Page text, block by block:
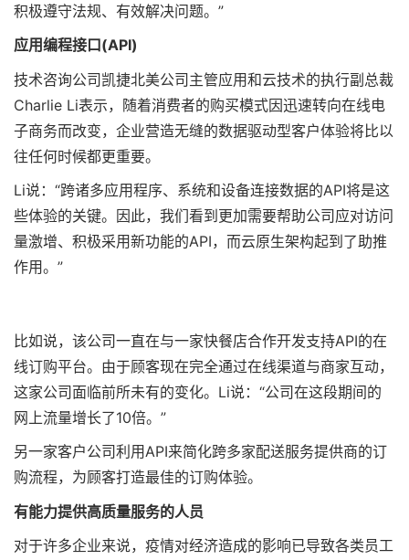
积极遵守法规、有效解决问题。”
应用编程接口(API)
技术咨询公司凯捷北美公司主管应用和云技术的执行副总裁
Charlie Li表示，随着消费者的购买模式因迅速转向在线电
子商务而改变，企业营造无缝的数据驱动型客户体验将比以
往任何时候都更重要。
Li说：“跨诸多应用程序、系统和设备连接数据的API将是这
些体验的关键。因此，我们看到更加需要帮助公司应对访问
量激增、积极采用新功能的API，而云原生架构起到了助推
作用。”
比如说，该公司一直在与一家快餐店合作开发支持API的在
线订购平台。由于顾客现在完全通过在线渠道与商家互动，
这家公司面临前所未有的变化。Li说：“公司在这段期间的
网上流量增长了10倍。”
另一家客户公司利用API来简化跨多家配送服务提供商的订
购流程，为顾客打造最佳的订购体验。
有能力提供高质量服务的人员
对于许多企业来说，疫情对经济造成的影响已导致各类员工